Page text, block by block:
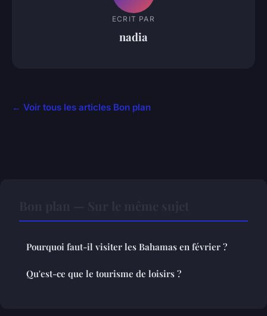
ECRIT PAR
nadia
← Voir tous les articles Bon plan
Pourquoi faut-il visiter les Bahamas en février ?
Qu'est-ce que le tourisme de loisirs ?